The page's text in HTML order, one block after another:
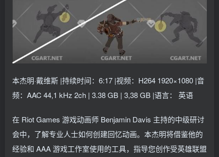
本杰明·戴维斯 |持续时间：6:17 |视频：H264 1920×1080 |音
频：AAC 44,1 kHz 2ch | 3.38 GB | 3,38 GB |语言： 英语
在 Riot Games 游戏动画师 Benjamin Davis 主持的中级研讨
会中，了解专业人士如何创建回忆动画。本杰明将借鉴他的
经验和 AAA 游戏工作室使用的工具，指导您创作受英雄联盟